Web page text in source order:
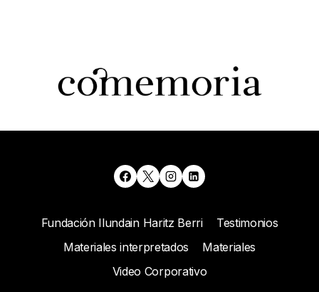
Fundación Ilundain Haritz Berri
Testimonios
Materiales interpretados
Materiales
Video Corporativo